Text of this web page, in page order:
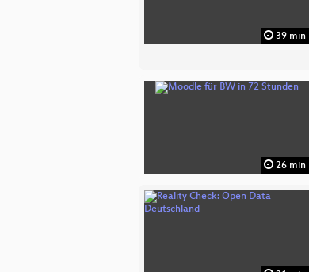
39 min
26 min